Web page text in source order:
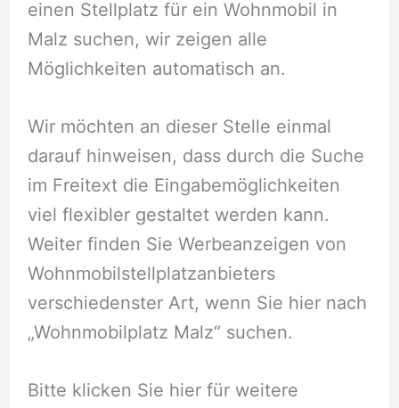
einen Stellplatz für ein Wohnmobil in
Malz suchen, wir zeigen alle
Möglichkeiten automatisch an.
Wir möchten an dieser Stelle einmal
darauf hinweisen, dass durch die Suche
im Freitext die Eingabemöglichkeiten
viel flexibler gestaltet werden kann.
Weiter finden Sie Werbeanzeigen von
Wohnmobilstellplatzanbieters
verschiedenster Art, wenn Sie hier nach
„Wohnmobilplatz Malz“ suchen.
Bitte klicken Sie hier für weitere